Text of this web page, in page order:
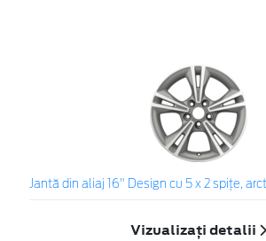
Jantă din aliaj 16" Design cu 5 x 2 spiţe,
Vizualizați detalii